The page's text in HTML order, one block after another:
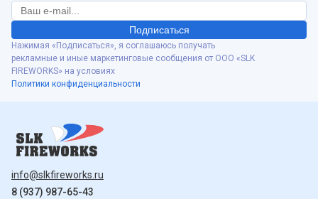
Подписаться
Нажимая «Подписаться», я соглашаюсь получать
рекламные и иные маркетинговые сообщения от ООО «SLK
FIREWORKS» на условиях
Политики конфиденциальности
info@slkfireworks.ru
8 (937) 987-65-43